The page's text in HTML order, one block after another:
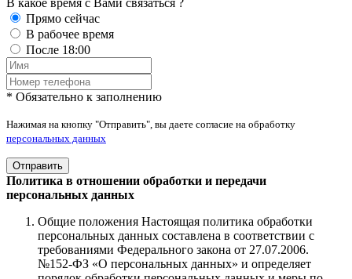
В какое время с Вами связаться ?
Прямо сейчас
В рабочее время
После 18:00
* Обязательно к заполнению
Нажимая на кнопку "Отправить", вы даете согласие на обработку
персональных данных
Отправить
Политика в отношении обработки и передачи
персональных данных
Общие положения Настоящая политика обработки
персональных данных составлена в соответствии с
требованиями Федерального закона от 27.07.2006.
№152-ФЗ «О персональных данных» и определяет